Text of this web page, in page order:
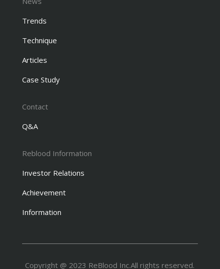
Trends
Technique
Articles
Case Study
Contact
Q&A
Reblood Information
Investor Relations
Achievement
Information
Copyright @ 2023 ReBlood Inc.All rights reserved.